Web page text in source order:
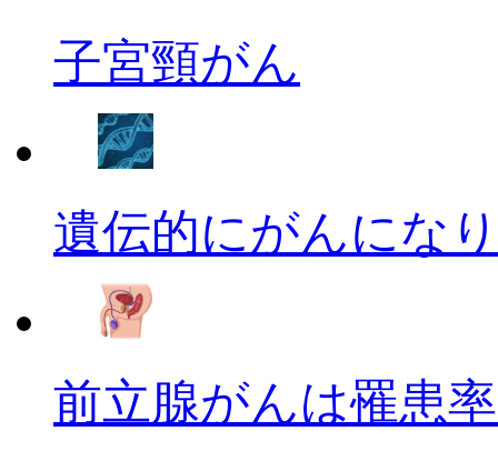
子宮頸がん
遺伝的にがんにな
前立腺がんは罹患